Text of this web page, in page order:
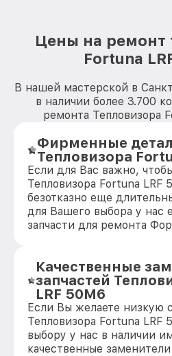
Цены на ремонт
Fortuna
В нашей мастерской в
в наличии более 3.700
ремонта Тепловизора
Фирменные
Тепловизора
Если для Вас важно,
Тепловизора Fortuna LRF
безотказно еще
для Вашего выбора у нас
запчасти для ремонта
Качественные
запчастей
LRF 50M6
Если Вы желаете низкую
Тепловизора Fortuna LRF
выбору у нас в наличии
качественные заменители